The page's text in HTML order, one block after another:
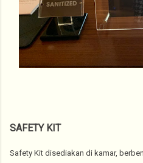
SAFETY KIT
Safety Kit disediakan di kamar,